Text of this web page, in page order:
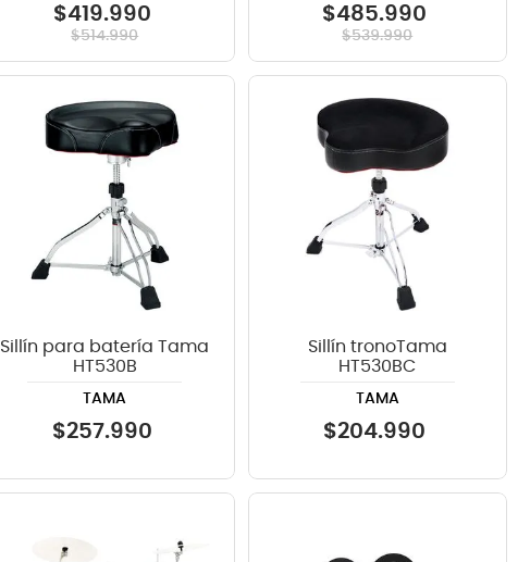
$419.990
$514.990
$485.990
$539.990
Sillín para batería Tama
HT530B
TAMA
$257.990
Sillín tronoTama
HT530BC
TAMA
$204.990